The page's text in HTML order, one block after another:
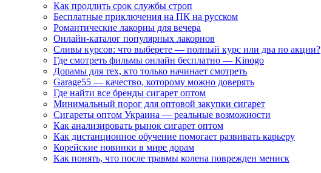
Как продлить срок службы строп
Бесплатные приключения на ПК на русском
Романтические лакорны для вечера
Онлайн-каталог популярных лакорнов
Сливы курсов: что выберете — полный курс или два по акции?
Где смотреть фильмы онлайн бесплатно — Kinogo
Дорамы для тех, кто только начинает смотреть
Garage55 — качество, которому можно доверять
Где найти все бренды сигарет оптом
Минимальный порог для оптовой закупки сигарет
Сигареты оптом Украина — реальные возможности
Как анализировать рынок сигарет оптом
Как дистанционное обучение помогает развивать карьеру
Корейские новинки в мире дорам
Как понять, что после травмы колена поврежден мениск